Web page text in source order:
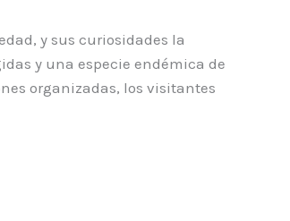
y sus curiosidades la
y una especie endémica de
organizadas, los visitantes